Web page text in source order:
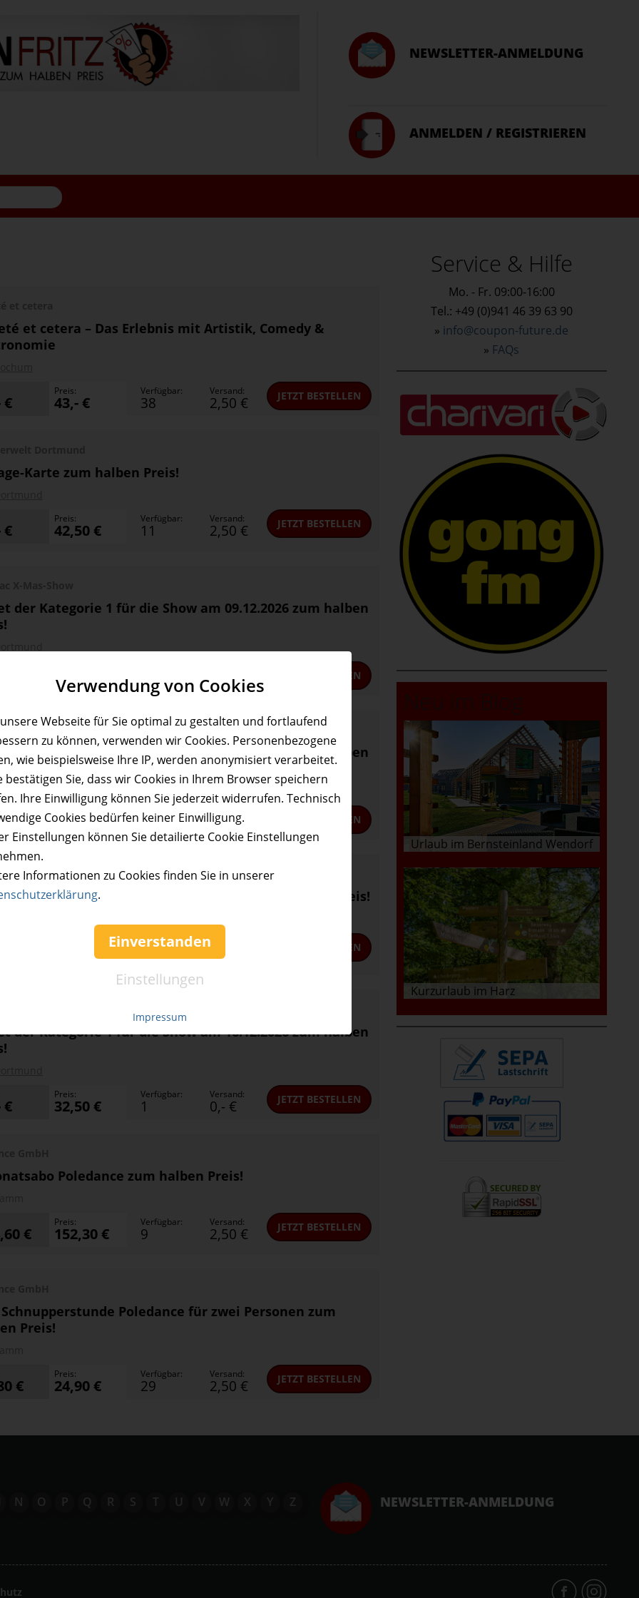
Verwendung von Cookies
Webseite für Sie optimal zu gestalten und fortlaufend
zu können, verwenden wir Cookies. Personenbezogene
wie beispielsweise Ihre IP, werden anonymisiert verarbeitet.
bestätigen Sie, dass wir Cookies in Ihrem Browser speichern
Ihre Einwilligung können Sie jederzeit widerrufen. Technisch
Cookies bedürfen keiner Einwilligung.
Einstellungen können Sie detailierte Cookie Einstellungen
Informationen zu Cookies finden Sie in unserer
.
Einverstanden
Einstellungen
Impressum
NEWSLETTER-ANMELDUNG
ANMELDEN / REGISTRIEREN
et cetera – Das Erlebnis mit Artistik, Comedy &
JETZTBESTELLEN
€
Preis:
43,- €
Verfügbar:
38
Versand:
2,50 €
Karte zum halben Preis!
JETZTBESTELLEN
€
Preis:
42,50 €
Verfügbar:
11
Versand:
2,50 €
der Kategorie 1 für die Show am 09.12.2026 zum halben
BESTELLEN
32,50 € 5 0,- €
X-Mas-Show
der Kategorie 2 für die Show am 09.12.2026 zum halben
BESTELLEN
€
Preis:
27,50 €
Verfügbar:
114
Versand:
0,- €
X-Mas-Show
Ticket für die Show am 16.12.2026 zum halben Preis!
BESTELLEN
37,50 €
Verfügbar:
1
Versand:
0,- €
der Kategorie 1 für die Show am 16.12.2026 zum halben
JETZTBESTELLEN
€
Preis:
32,50 €
Verfügbar:
1
Versand:
0,- €
Poledance zum halben Preis!
JETZTBESTELLEN
€
Preis:
152,30 €
Verfügbar:
9
Versand:
2,50 €
Poledance für zwei Personen zum
Preis!
JETZTBESTELLEN
€
Preis:
24,90 €
Verfügbar:
29
Versand:
2,50 €
Service & Hilfe
Mo. - Fr. 09:00-16:00
Tel.: +49 (0)941 46 39 63 90
» info@coupon-future.de
» FAQs
Neu im Blog
Urlaub im Bernsteinland Wendorf
Kurzurlaub im Harz
N O P Q R S T U V W X Y Z NEWSLETTER-ANMELDUNG